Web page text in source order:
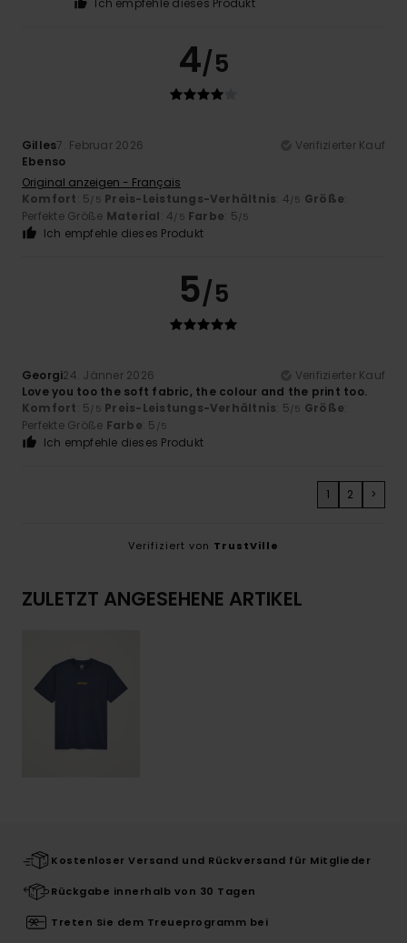
Ich empfehle dieses Produkt
4/5
Gilles7. Februar 2026
Verifizierter Kauf
Ebenso
Original anzeigen - Français
Komfort: 5/5 Preis-Leistungs-Verhältnis: 4/5 Größe:
Perfekte Größe Material: 4/5 Farbe: 5/5
Ich empfehle dieses Produkt
5/5
Georgi24. Jänner 2026
Verifizierter Kauf
Love you too the soft fabric, the colour and the print too.
Komfort: 5/5 Preis-Leistungs-Verhältnis: 5/5 Größe:
Perfekte Größe Farbe: 5 /5
Ich empfehle dieses Produkt
1 2 >
Verifiziert von TrustVille
ZULETZT ANGESEHENE ARTIKEL
Kostenloser Versand und Rückversand für Mitglieder
Rückgabe innerhalb von 30 Tagen
Treten Sie dem Treueprogramm bei